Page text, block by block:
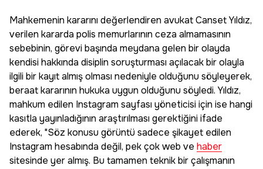
Mahkemenin kararını değerlendiren avukat Canset Yıldız,
verilen kararda polis memurlarının ceza almamasının
sebebinin, görevi başında meydana gelen bir olayda
kendisi hakkında disiplin soruşturması açılacak bir olayla
ilgili bir kayıt almış olması nedeniyle olduğunu söyleyerek,
beraat kararının hukuka uygun olduğunu söyledi. Yıldız,
mahkum edilen Instagram sayfası yöneticisi için ise hangi
kasıtla yayınladığının araştırılması gerektiğini ifade
ederek, "Söz konusu görüntü sadece şikayet edilen
Instagram hesabında değil, pek çok web ve haber
sitesinde yer almış. Bu tamamen teknik bir çalışmanın